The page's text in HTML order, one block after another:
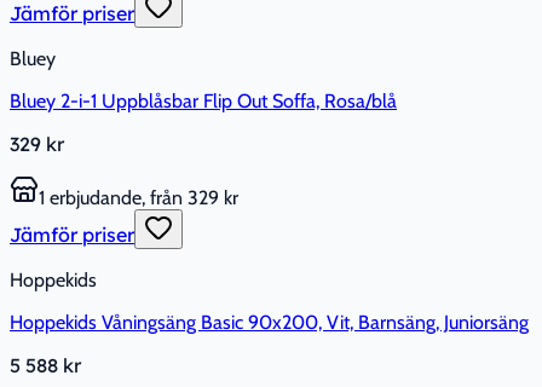
Jämför priser
Bluey
Bluey 2-i-1 Uppblåsbar Flip Out Soffa, Rosa/blå
329 kr
1 erbjudande, från 329 kr
Jämför priser
Hoppekids
Hoppekids Våningsäng Basic 90x200, Vit, Barnsäng, Juniorsäng
5 588 kr